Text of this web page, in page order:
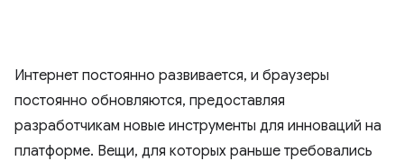
Интернет постоянно развивается, и браузеры
постоянно обновляются, предоставляя
разработчикам новые инструменты для инноваций на
платформе. Вещи, для которых раньше требовались